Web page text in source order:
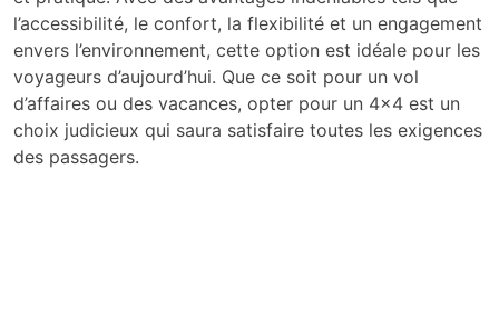
l’accessibilité, le confort, la flexibilité et un engagement
envers l’environnement, cette option est idéale pour les
voyageurs d’aujourd’hui. Que ce soit pour un vol
d’affaires ou des vacances, opter pour un 4×4 est un
choix judicieux qui saura satisfaire toutes les exigences
des passagers.